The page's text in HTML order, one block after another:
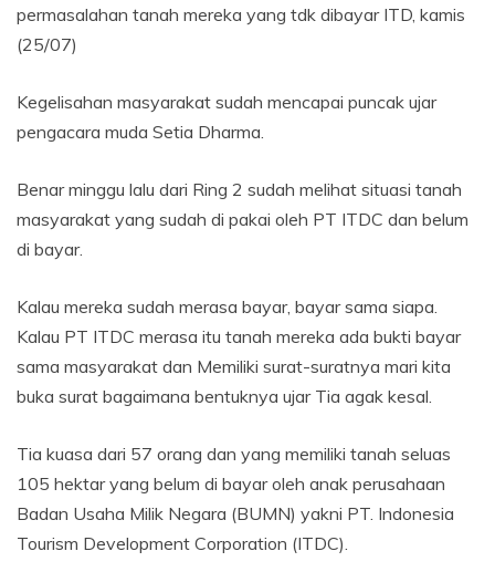
permasalahan tanah mereka yang tdk dibayar ITD, kamis
(25/07)
Kegelisahan masyarakat sudah mencapai puncak ujar
pengacara muda Setia Dharma.
Benar minggu lalu dari Ring 2 sudah melihat situasi tanah
masyarakat yang sudah di pakai oleh PT ITDC dan belum
di bayar.
Kalau mereka sudah merasa bayar, bayar sama siapa.
Kalau PT ITDC merasa itu tanah mereka ada bukti bayar
sama masyarakat dan Memiliki surat-suratnya mari kita
buka surat bagaimana bentuknya ujar Tia agak kesal.
Tia kuasa dari 57 orang dan yang memiliki tanah seluas
105 hektar yang belum di bayar oleh anak perusahaan
Badan Usaha Milik Negara (BUMN) yakni PT. Indonesia
Tourism Development Corporation (ITDC).